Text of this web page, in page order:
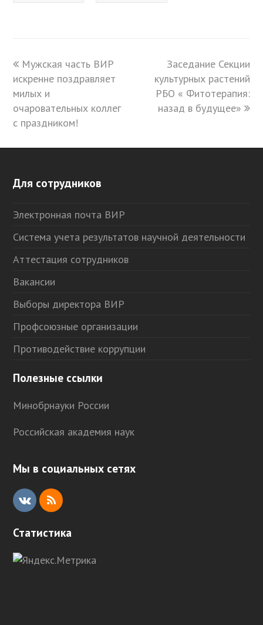
previous
post:
Мужская часть ВИР
искренне поздравляет
милых и
очаровательных коллег
с праздником!
next
post:
Заседание Секции
культурных растений
РБО « Фитотерапия:
назад в будущее»
Для сотрудников
Электронная почта ВИР
Система учета результатов научной деятельности
Аттестация сотрудников
Вакансии
Выборы директора ВИР
Профсоюзные организации
Противодействие коррупции
Полезные ссылки
Минобрнауки России
Российская академия наук
Мы в социальных сетях
V
R
Статистика